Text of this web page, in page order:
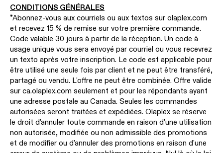
CONDITIONS GÉNÉRALES
*Abonnez-vous aux courriels ou aux textos sur olaplex.com
et recevez 15 % de remise sur votre première commande.
Code valable 30 jours à partir de la réception. Un code à
usage unique vous sera envoyé par courriel ou vous recevrez
un texto après votre inscription. Le code est applicable pour
être utilisé une seule fois par client et ne peut être transféré,
partagé ou vendu. L'offre ne peut être combinée. Offre valide
sur ca.olaplex.com seulement et pour les répondants ayant
une adresse postale au Canada. Seules les commandes
autorisées seront traitées et expédiées. Olaplex se réserve
le droit d'annuler toute commande en raison d'une utilisation
non autorisée, modifiée ou non admissible des promotions
et de modifier ou d'annuler des promotions en raison d'une